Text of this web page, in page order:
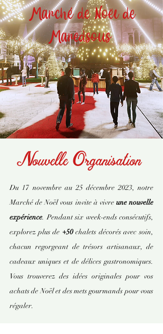
Marché de Noël de
Maredsous
Nouvelle Organisation
Du 17 novembre au 25 décembre 2023, notre
Marché de Noël vous invite à vivre une nouvelle
expérience. Pendant six week-ends consécutifs,
explorez plus de +50chalets décorés avec soin,
chacun regorgeant de trésors artisanaux, de
cadeaux uniques et de délices gastronomiques.
Vous trouverez des idées originales pour vos
achats de Noël et des mets gourmands pour vous
régaler.